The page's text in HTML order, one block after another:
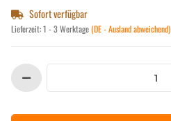
Sofort verfügbar
Lieferzeit:1 - 3 Werktage(DE - Ausland abweichend)